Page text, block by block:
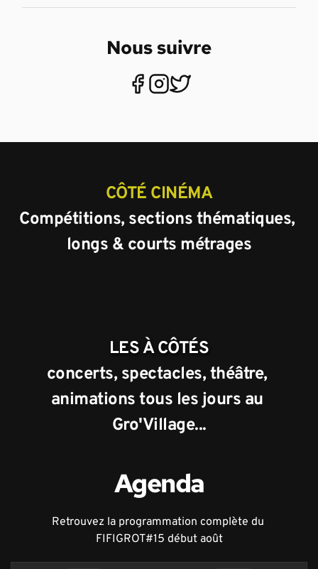
Nous suivre
CÔTÉ CINÉMA
Compétitions, sections thématiques,
longs & courts métrages
LES À CÔTÉS
concerts, spectacles, théâtre,
animations tous les jours au
Gro'Village...
Agenda
Retrouvez la programmation complète du
FIFIGROT#15 début août